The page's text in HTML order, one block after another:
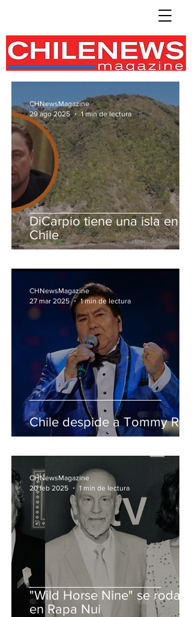
DiCarpio tiene una isla en
Chile
CHNewsMagazine
29 ago 2025
1 min de lectura
Chile despide a Tommy Rey
CHNewsMagazine
27 mar 2025
1 min de lectura
"Wild Horse Nine" se rodará
en Rapa Nui
CHNewsMagazine
20 feb 2025
1 min de lectura